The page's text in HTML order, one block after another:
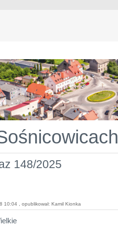
148/2025
10:04 , opublikował: Kamil Kionka